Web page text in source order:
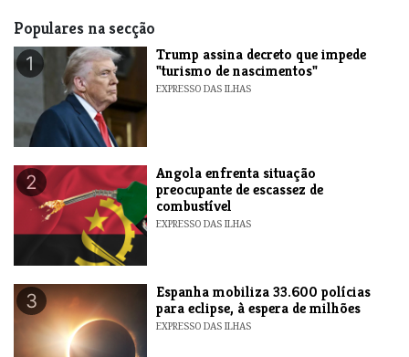
Populares na secção
1
Trump assina decreto que impede
"turismo de nascimentos"
EXPRESSO DAS ILHAS
2
Angola enfrenta situação
preocupante de escassez de
combustível
EXPRESSO DAS ILHAS
3
Espanha mobiliza 33.600 polícias
para eclipse, à espera de milhões
EXPRESSO DAS ILHAS